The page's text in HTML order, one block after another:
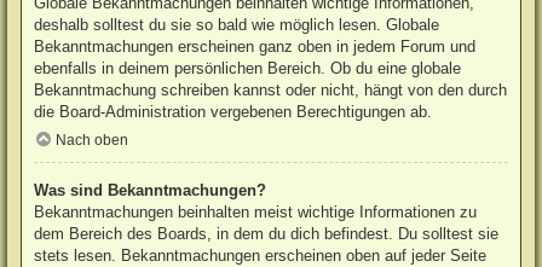
deshalb solltest du sie so bald wie möglich lesen. Globale
Bekanntmachungen erscheinen ganz oben in jedem Forum und
ebenfalls in deinem persönlichen Bereich. Ob du eine globale
Bekanntmachung schreiben kannst oder nicht, hängt von den durch
die Board-Administration vergebenen Berechtigungen ab.
Nach oben
Was sind Bekanntmachungen?
Bekanntmachungen beinhalten meist wichtige Informationen zu
dem Bereich des Boards, in dem du dich befindest. Du solltest sie
stets lesen. Bekanntmachungen erscheinen oben auf jeder Seite